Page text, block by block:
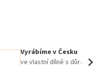
Vyrábíme v Česku
ve vlastní dílně s důrazem